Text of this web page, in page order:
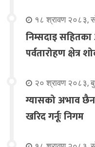
१८ श्रावण २०८३,
निम्सदाइ
पर्वतारोहण क्षेत्र
२० श्रावण २०८३,
ग्यासको अभाव
खरिद गर्नूः निगम